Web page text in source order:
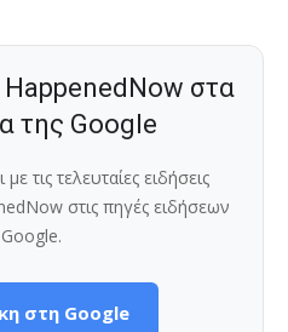
στα
της Google
τις τελευταίες ειδήσεις
στις πηγές ειδήσεων
στη Google